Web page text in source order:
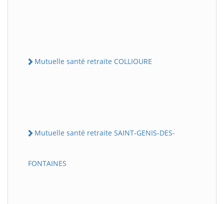
Mutuelle santé retraite COLLIOURE
Mutuelle santé retraite SAINT-GENIS-DES-
FONTAINES